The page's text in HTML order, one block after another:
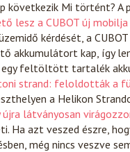
következik Mi történt?
lesz a CUBOT új mobilja
kérdését, a
akkumulátort kap, így
egy feltöltött tartalék
strand: feloldották a
a Helikon
látványosan
Ha azt veszed észre,
még nincs veszve